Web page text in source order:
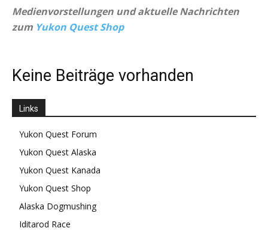
Medienvorstellungen und aktuelle Nachrichten
zum Yukon Quest Shop
Keine Beiträge vorhanden
Links
Yukon Quest Forum
Yukon Quest Alaska
Yukon Quest Kanada
Yukon Quest Shop
Alaska Dogmushing
Iditarod Race